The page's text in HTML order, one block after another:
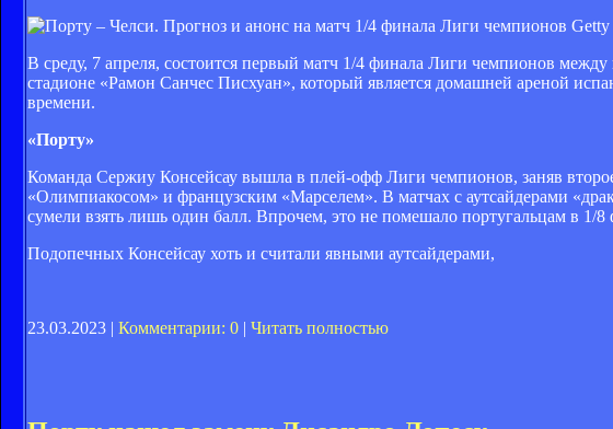
Getty
В среду, 7 апреля, состоится первый матч 1/4 финала Лиги чемпионов
стадионе «Рамон Санчес Писхуан», который является домашней ареной
времени.
«Порту»
Команда Сержиу Консейсау вышла в плей-офф Лиги чемпионов, заняв
«Олимпиакосом» и французским «Марселем». В матчах с аутсайдерами
сумели взять лишь один балл. Впрочем, это не помешало португальцам в 1/
Подопечных Консейсау хоть и считали явными аутсайдерами,
23.03.2023 | Комментарии: 0 | Читать полностью